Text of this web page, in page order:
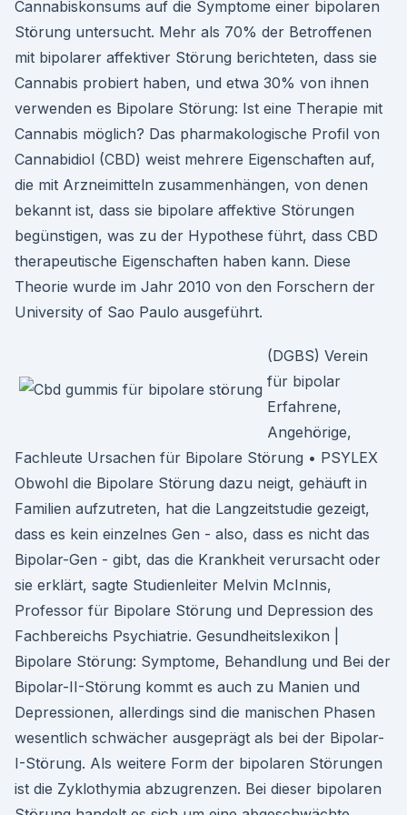
Cannabiskonsums auf die Symptome einer bipolaren
Störung untersucht. Mehr als 70% der Betroffenen
mit bipolarer affektiver Störung berichteten, dass sie
Cannabis probiert haben, und etwa 30% von ihnen
verwenden es Bipolare Störung: Ist eine Therapie mit
Cannabis möglich? Das pharmakologische Profil von
Cannabidiol (CBD) weist mehrere Eigenschaften auf,
die mit Arzneimitteln zusammenhängen, von denen
bekannt ist, dass sie bipolare affektive Störungen
begünstigen, was zu der Hypothese führt, dass CBD
therapeutische Eigenschaften haben kann. Diese
Theorie wurde im Jahr 2010 von den Forschern der
University of Sao Paulo ausgeführt.
(DGBS) Verein
für bipolar
Erfahrene,
Angehörige,
Fachleute Ursachen für Bipolare Störung • PSYLEX
Obwohl die Bipolare Störung dazu neigt, gehäuft in
Familien aufzutreten, hat die Langzeitstudie gezeigt,
dass es kein einzelnes Gen - also, dass es nicht das
Bipolar-Gen - gibt, das die Krankheit verursacht oder
sie erklärt, sagte Studienleiter Melvin McInnis,
Professor für Bipolare Störung und Depression des
Fachbereichs Psychiatrie. Gesundheitslexikon |
Bipolare Störung: Symptome, Behandlung und Bei der
Bipolar-II-Störung kommt es auch zu Manien und
Depressionen, allerdings sind die manischen Phasen
wesentlich schwächer ausgeprägt als bei der Bipolar-
I-Störung. Als weitere Form der bipolaren Störungen
ist die Zyklothymia abzugrenzen. Bei dieser bipolaren